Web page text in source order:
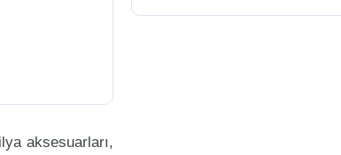
aksesuarları,